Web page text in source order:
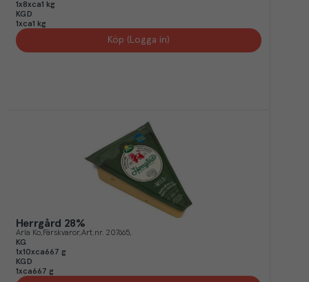
1x8xca1 kg
KGD
1xca1 kg
Köp (Logga in)
Herrgård 28%
Arla Ko Färskvaror Art.nr. 207665
KG
1x10xca667 g
KGD
1xca667 g